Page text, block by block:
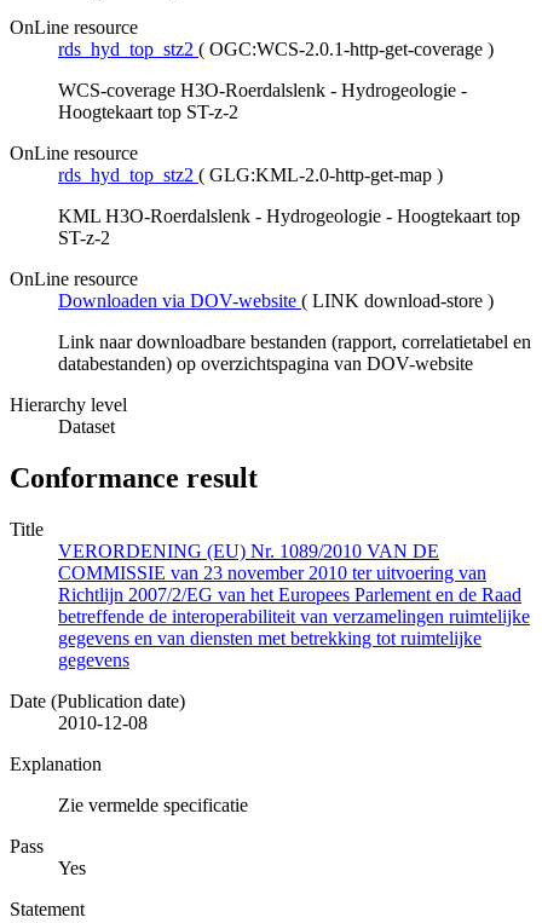
OnLine resource
rds_hyd_top_stz2 ( OGC:WCS-2.0.1-http-get-coverage )
WCS-coverage H3O-Roerdalslenk - Hydrogeologie -
Hoogtekaart top ST-z-2
OnLine resource
rds_hyd_top_stz2 ( GLG:KML-2.0-http-get-map )
KML H3O-Roerdalslenk - Hydrogeologie - Hoogtekaart top
ST-z-2
OnLine resource
Downloaden via DOV-website ( LINK download-store )
Link naar downloadbare bestanden (rapport, correlatietabel en
databestanden) op overzichtspagina van DOV-website
Hierarchy level
Dataset
Conformance result
Title
VERORDENING (EU) Nr. 1089/2010 VAN DE
COMMISSIE van 23 november 2010 ter uitvoering van
Richtlijn 2007/2/EG van het Europees Parlement en de Raad
betreffende de interoperabiliteit van verzamelingen ruimtelijke
gegevens en van diensten met betrekking tot ruimtelijke
gegevens
Date (Publication date)
2010-12-08
Explanation
Zie vermelde specificatie
Pass
Yes
Statement